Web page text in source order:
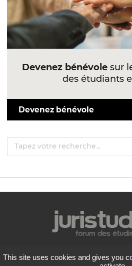
Devenez bénévolesur
des étudiants
Devenez bénévole
Mentions
This site uses cookies and gives you